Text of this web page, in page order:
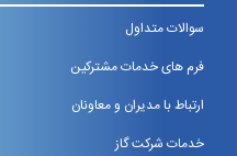
سوالات متداول
فرم های خدمات مشترکین
ارتباط با مدیران و معاونان
خدمات شرکت گاز